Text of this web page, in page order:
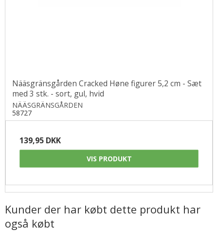
Nääsgränsgården Cracked Høne figurer 5,2 cm - Sæt
med 3 stk. - sort, gul, hvid
NÄÄSGRÄNSGÅRDEN
58727
139,95 DKK
VIS PRODUKT
Kunder der har købt dette produkt har
også købt